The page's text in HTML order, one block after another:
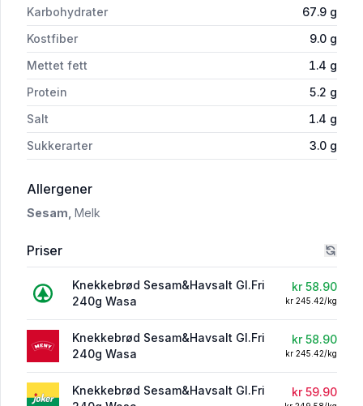
Karbohydrater
67.9 g
Kostfiber
9.0 g
Mettet fett
1.4 g
Protein
5.2 g
Salt
1.4 g
Sukkerarter
3.0 g
Allergeneri 'Wasa Sesam & Havsalt Glutenfri'
Sesam, Melk
Priser
Knekkebrød Sesam&Havsalt Gl.Fri
240g Wasa
kr 58.90
kr 245.42/kg
Knekkebrød Sesam&Havsalt Gl.Fri
240g Wasa
kr 58.90
kr 245.42/kg
Knekkebrød Sesam&Havsalt Gl.Fri
kr 59.90